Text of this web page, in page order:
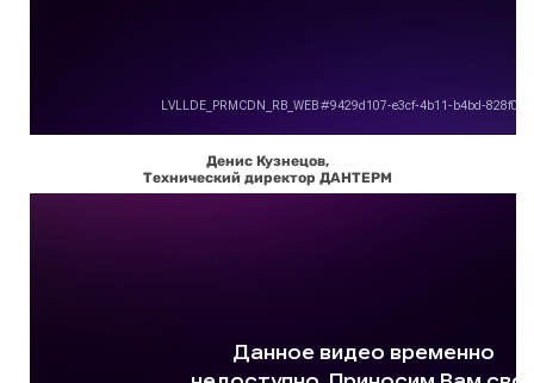
Денис Кузнецов,
Технический директор ДАНТЕРМ